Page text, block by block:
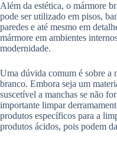
Além da estética, o mármore
pode ser utilizado em pisos,
paredes e até mesmo em
mármore em ambientes
modernidade.
Uma dúvida comum é sobre a
branco. Embora seja um
suscetível a manchas se não
importante limpar
produtos específicos para a
produtos ácidos, pois podem